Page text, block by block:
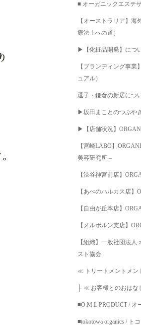
■ オーガニックエステ
【オーストラリア】
療法士への道）
▶︎【化粧品開発】につ
【ブランディング事
ュアル）
逗子・鎌倉の新居につ
▶︎坂田まことのつぶや
▶︎【店舗状況】
【宮崎LABO】
美容研究所 –
【渋谷神宮前店】
【あべのハルカス店】
【自由が丘本店】
【メルボルン支店】
【組織】一般社団法
スト協会
≪ トリートメントメン
├ ≪ お客様とのおは
■O.M.L PRODUCT / オ
■tokotowa organics / ト